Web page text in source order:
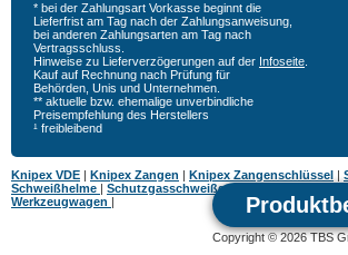
* bei der Zahlungsart Vorkasse beginnt die
Lieferfrist am Tag nach der Zahlungsanweisung,
bei anderen Zahlungsarten am Tag nach
Vertragsschluss.
Hinweise zu Lieferverzögerungen auf der Infoseite
Kauf auf Rechnung nach Prüfung für
Behörden, Unis und Unternehmen.
** aktuelle bzw. ehemalige unverbindliche
Preisempfehlung des Herstellers
¹ freibleibend
Knipex VDE | Knipex Zangen | Knipex Zangenschlüssel |
Schweißhelme | Schutzgasschweißgeräte
Werkzeugwagen |
Copyright © 2026 TBS